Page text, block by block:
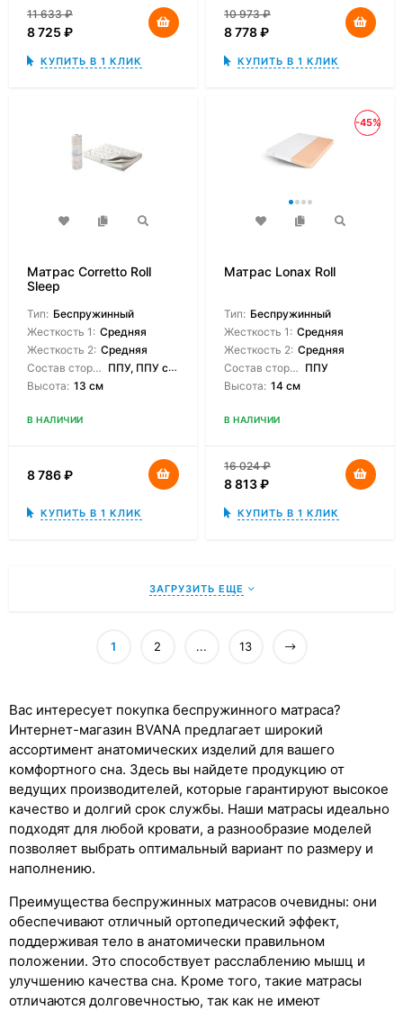
11 633₽
8 725 ₽
КУПИТЬ В 1 КЛИК
10 973₽
8 778₽
КУПИТЬ В 1 КЛИК
Матрас Corretto Roll
Sleep
Тип: Беспружинный
Жесткость 1: Средняя
Жесткость 2: Средняя
Состав сторон: ППУ, ППУ с массажным эффектом
Высота: 13 см
В НАЛИЧИИ
8 786₽
КУПИТЬ В 1 КЛИК
-45%
Матрас Lonax Roll
Тип: Беспружинный
Жесткость 1: Средняя
Жесткость 2: Средняя
Состав сторон: ППУ
Высота: 14 см
В НАЛИЧИИ
16 024₽
8 813₽
КУПИТЬ В 1 КЛИК
ЗАГРУЗИТЬ ЕЩЕ
1 2 ... 13
Вас интересует покупка беспружинного матраса?
Интернет-магазин BVANA предлагает широкий
ассортимент анатомических изделий для вашего
комфортного сна. Здесь вы найдете продукцию от
ведущих производителей, которые гарантируют высокое
качество и долгий срок службы. Наши матрасы идеально
подходят для любой кровати, а разнообразие моделей
позволяет выбрать оптимальный вариант по размеру и
наполнению.
Преимущества беспружинных матрасов очевидны: они
обеспечивают отличный ортопедический эффект,
поддерживая тело в анатомически правильном
положении. Это способствует расслаблению мышц и
улучшению качества сна. Кроме того, такие матрасы
отличаются долговечностью, так как не имеют